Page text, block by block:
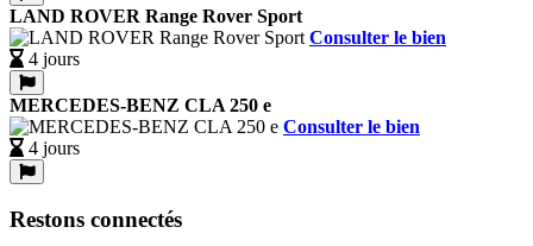
LAND ROVER Range Rover Sport
Consulter le bien
4 jours
MERCEDES-BENZ CLA 250 e
Consulter le bien
4 jours
Restons connectés